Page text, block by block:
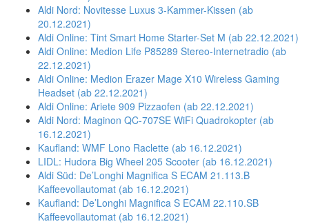
Aldi Nord: Novitesse Luxus 3-Kammer-Kissen (ab
20.12.2021)
Aldi Online: Tint Smart Home Starter-Set M (ab 22.12.2021)
Aldi Online: Medion Life P85289 Stereo-Internetradio (ab
22.12.2021)
Aldi Online: Medion Erazer Mage X10 Wireless Gaming
Headset (ab 22.12.2021)
Aldi Online: Ariete 909 Pizzaofen (ab 22.12.2021)
Aldi Nord: Maginon QC-707SE WiFi Quadrokopter (ab
16.12.2021)
Kaufland: WMF Lono Raclette (ab 16.12.2021)
LIDL: Hudora Big Wheel 205 Scooter (ab 16.12.2021)
Aldi Süd: De’Longhi Magnifica S ECAM 21.113.B
Kaffeevollautomat (ab 16.12.2021)
Kaufland: De’Longhi Magnifica S ECAM 22.110.SB
Kaffeevollautomat (ab 16.12.2021)